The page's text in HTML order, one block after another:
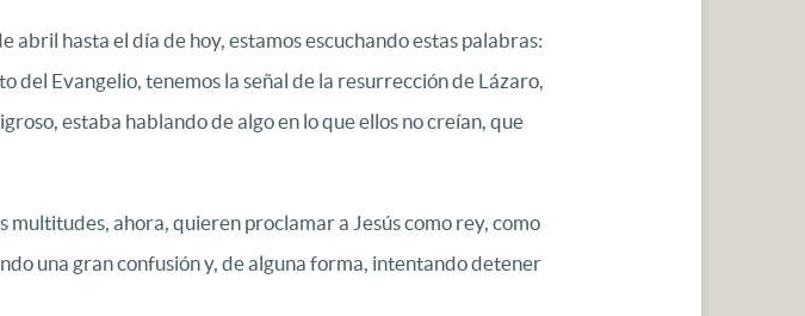
hasta el día de hoy, estamos escuchando estas palabras:
del Evangelio, tenemos la señal de la resurrección de Lázaro,
estaba hablando de algo en lo que ellos no creían, que
multitudes, ahora, quieren proclamar a Jesús como rey, como
una gran confusión y, de alguna forma, intentando detener